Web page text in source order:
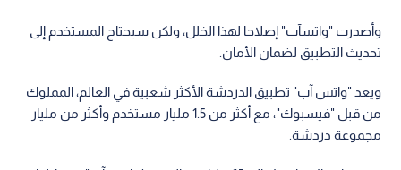
وأصدرت "واتسآب" إصلاحا لهذا الخلل، ولكن سيحتاج المستخدم إلى
تحديث التطبيق لضمان الأمان.
ويعد "واتس آب" تطبيق الدردشة الأكثر شعبية في العالم، المملوك
من قبل "فيسبوك"، مع أكثر من 1.5 مليار مستخدم وأكثر من مليار
مجموعة دردشة.